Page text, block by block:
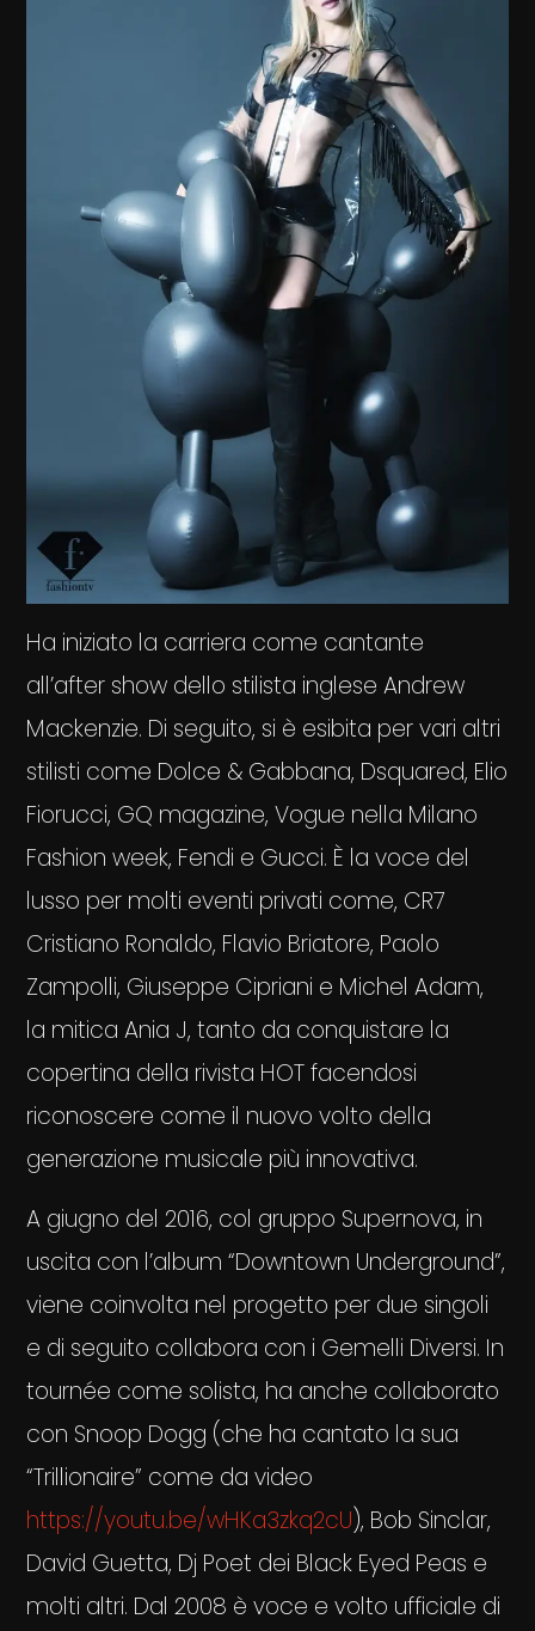
Ha iniziato la carriera come cantante
all’after show dello stilista inglese Andrew
Mackenzie. Di seguito, si è esibita per vari altri
stilisti come Dolce & Gabbana, Dsquared, Elio
Fiorucci, GQ magazine, Vogue nella Milano
Fashion week, Fendi e Gucci. È la voce del
lusso per molti eventi privati come, CR7
Cristiano Ronaldo, Flavio Briatore, Paolo
Zampolli, Giuseppe Cipriani e Michel Adam,
la mitica Ania J, tanto da conquistare la
copertina della rivista HOT facendosi
riconoscere come il nuovo volto della
generazione musicale più innovativa.
A giugno del 2016, col gruppo Supernova, in
uscita con l’album “Downtown Underground”,
viene coinvolta nel progetto per due singoli
e di seguito collabora con i Gemelli Diversi. In
tournée come solista, ha anche collaborato
con Snoop Dogg (che ha cantato la sua
“Trillionaire” come da video
https://youtu.be/wHKa3zkq2cU), Bob Sinclar,
David Guetta, Dj Poet dei Black Eyed Peas e
molti altri. Dal 2008 è voce e volto ufficiale di